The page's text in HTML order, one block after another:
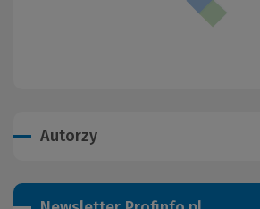
Autorzy